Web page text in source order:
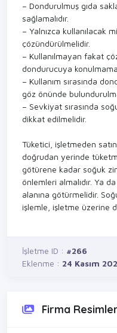
– Dondurulmuş gıda
sağlamalıdır.
– Yalnızca kullanılacak
çözündürülmelidir.
– Kullanılmayan fakat
dondurucuya
– Kullanım sırasında
göz önünde
– Sevkiyat sırasında
dikkat edilmelidir.
Tüketici, işletmeden
doğrudan yerinde
götürene kadar soğuk
önlemleri almalıdır. Ya
alanına götürmelidir.
işlemle, işletme üzerine
İşletme ID : #266
Eklenme : 24 Kasım
Firma